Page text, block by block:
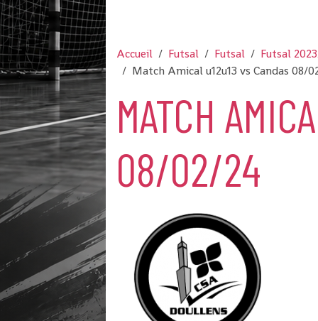
Accueil Futsal Futsal
Futsal
Match Amical u12u13 vs Candas 08/
MATCH
08/02/24